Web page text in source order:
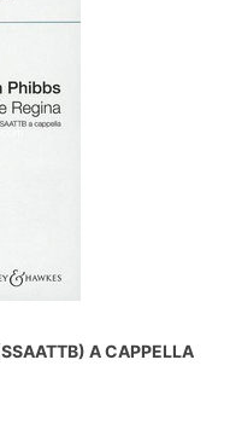
A CAPPELLA